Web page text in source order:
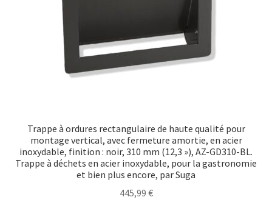
Trappe à ordures rectangulaire de haute qualité pour
montage vertical, avec fermeture amortie, en acier
inoxydable, finition : noir, 310 mm (12,3 »), AZ-GD310-BL.
Trappe à déchets en acier inoxydable, pour la gastronomie
et bien plus encore, par Suga
445,99 €